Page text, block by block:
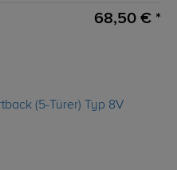
68,50 € *